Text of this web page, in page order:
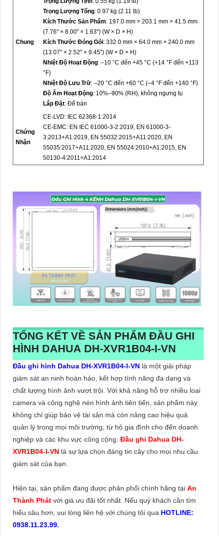
Chung
Trọng Lượng Tổng: 0.97 kg (2.11 lb)
Kích Thước Sản Phẩm: 197.0 mm × 203.1 mm × 41.5 mm
(7.76" × 8.00" × 1.63") (W × D × H)
Kích Thước Đóng Gói: 332.0 mm × 64.0 mm × 240.0 mm
(13.07" × 2.52" × 9.45") (W × D × H)
Nhiệt Độ Hoạt Động: –10 °C đến +45 °C (+14 °F đến +113
°F)
Nhiệt Độ Lưu Trữ: –20 °C đến +60 °C (–4 °F đến +140 °F)
Độ Ẩm Hoạt Động: 10%–90% (RH), không ngưng tụ
Lắp Đặt: Để bàn
Chứng
Nhận
CE-LVD: IEC 62368-1:2014
CE-EMC: EN IEC 61000-3-2:2019, EN 61000-3-
3:2013+A1:2019, EN 55032:2015+A11:2020, EN
55035:2017+A11:2020, EN 55024:2010+A1:2015, EN
50130-4:2011+A1:2014
TỔNG KẾT VỀ SẢN PHẨM ĐẦU GHI
HÌNH DAHUA DH-XVR1B04-I-VN
Đầu ghi hình Dahua DH-XVR1B04-I-VN là một giải pháp
giám sát an ninh hoàn hảo, kết hợp tính năng đa dạng và
chất lượng hình ảnh vượt trội. Với khả năng hỗ trợ nhiều loại
camera và công nghệ nén hình ảnh tiên tiến, sản phẩm này
không chỉ giúp bảo vệ tài sản mà còn nâng cao hiệu quả
quản lý trong mọi môi trường, từ hộ gia đình cho đến doanh
nghiệp và các khu vực công cộng. Đầu ghi Dahua DH-
XVR1B04-I-VN là sự lựa chọn đáng tin cậy cho mọi nhu cầu
giám sát của bạn.
Hiện tại, sản phẩm đang được phân phối chính hãng tại An
Thành Phát với giá ưu đãi tốt nhất. Nếu quý khách cần tìm
hiểu sâu hơn, vui lòng liên hệ với chúng tôi qua HOTLINE:
0938.11.23.99.